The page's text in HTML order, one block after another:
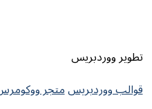
تطوير ووردبريس
قوالب ووردبريسمتجر ووكومرس